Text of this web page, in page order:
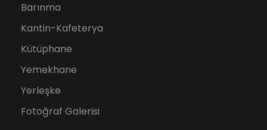
Barınma
Kantin-Kafeterya
Kütüphane
Yemekhane
Yerleşke
Fotoğraf Galerisi